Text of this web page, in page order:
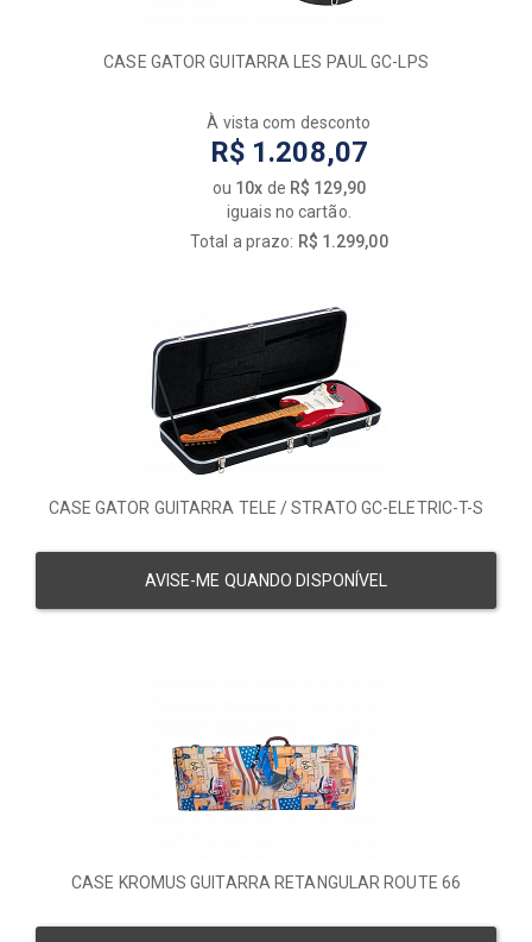
CASE GATOR GUITARRA LES PAUL GC-LPS
À vista com desconto
R$ 1.208,07
ou 10x de R$ 129,90
iguais no cartão.
Total a prazo: R$ 1.299,00
CASE GATOR GUITARRA TELE / STRATO GC-ELETRIC-T-S
AVISE-ME QUANDO DISPONÍVEL
CASE KROMUS GUITARRA RETANGULAR ROUTE 66